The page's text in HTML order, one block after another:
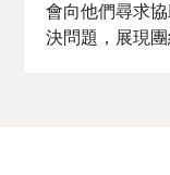
會向他們尋求
決問題，展現團